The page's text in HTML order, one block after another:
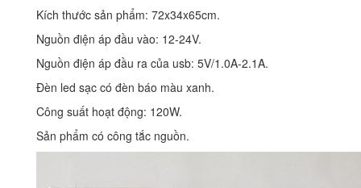
Kích thước sản phẩm: 72x34x65cm.
Nguồn điện áp đầu vào: 12-24V.
Nguồn điện áp đầu ra của usb: 5V/1.0A-2.1A.
Đèn led sạc có đèn báo màu xanh.
Công suất hoạt động: 120W.
Sản phẩm có công tắc nguồn.